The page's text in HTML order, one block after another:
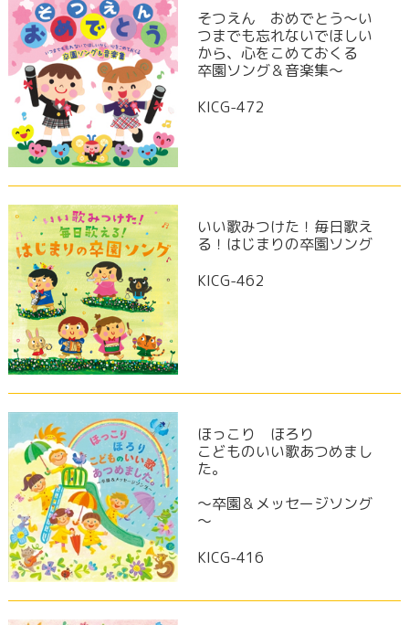
そつえん おめでとう～い
つまでも忘れないでほしい
から、心をこめておくる
卒園ソング＆音楽集～
KICG-472
いい歌みつけた！毎日歌え
る！はじまりの卒園ソング
KICG-462
ほっこり ほろり
こどものいい歌あつめまし
た。
～卒園＆メッセージソング
～
KICG-416